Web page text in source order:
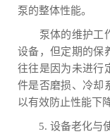
泵的整体性能。
泵体的维护工作
设备，但定期的保
往往是因为未进行
件是否磨损、冷却
以有效防止性能下降
5. 设备老化与